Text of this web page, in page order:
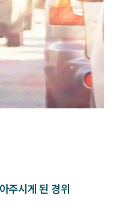
주시게 된 경위